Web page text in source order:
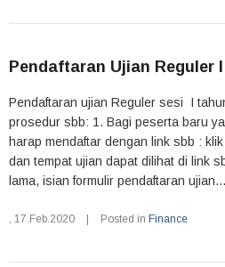
Pendaftaran Ujian Reguler
Pendaftaran ujian Reguler sesi I
prosedur sbb: 1. Bagi peserta baru
harap mendaftar dengan link sbb :
dan tempat ujian dapat dilihat di link
lama, isian formulir pendaftaran ujian...
, 17.Feb.2020 Posted in Finance